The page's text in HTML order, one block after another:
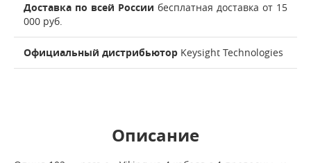
Доставка по всей России бесплатная доставка от 15
000 руб.
Официальный дистрибьютор Keysight Technologies
Описание